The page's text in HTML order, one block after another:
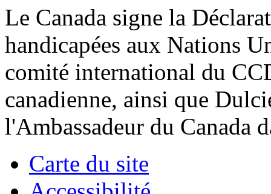
Le Canada signe la
handicapées aux Nations
comité international du
canadienne, ainsi que
l'Ambassadeur du Canada
Carte du site